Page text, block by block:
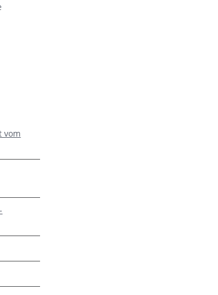
vom